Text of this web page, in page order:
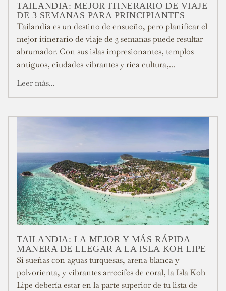
TAILANDIA: MEJOR ITINERARIO DE VIAJE
DE 3 SEMANAS PARA PRINCIPIANTES
Tailandia es un destino de ensueño, pero planificar el
mejor itinerario de viaje de 3 semanas puede resultar
abrumador. Con sus islas impresionantes, templos
antiguos, ciudades vibrantes y rica cultura,...
Leer más...
TAILANDIA: LA MEJOR Y MÁS RÁPIDA
MANERA DE LLEGAR A LA ISLA KOH LIPE
Si sueñas con aguas turquesas, arena blanca y
polvorienta, y vibrantes arrecifes de coral, la Isla Koh
Lipe debería estar en la parte superior de tu lista de